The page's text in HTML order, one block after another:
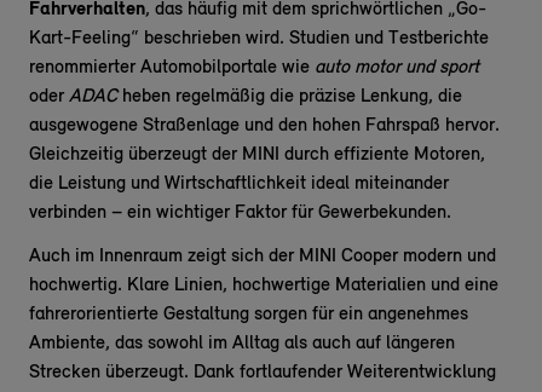
Fahrverhalten, das häufig mit dem sprichwörtlichen „Go-
Kart-Feeling“ beschrieben wird. Studien und Testberichte
renommierter Automobilportale wie auto motor und sport
oder ADACheben regelmäßig die präzise Lenkung, die
ausgewogene Straßenlage und den hohen Fahrspaß hervor.
Gleichzeitig überzeugt der MINI durch effiziente Motoren,
die Leistung und Wirtschaftlichkeit ideal miteinander
verbinden – ein wichtiger Faktor für Gewerbekunden.
Auch im Innenraum zeigt sich der MINI Cooper modern und
hochwertig. Klare Linien, hochwertige Materialien und eine
fahrerorientierte Gestaltung sorgen für ein angenehmes
Ambiente, das sowohl im Alltag als auch auf längeren
Strecken überzeugt. Dank fortlaufender Weiterentwicklung